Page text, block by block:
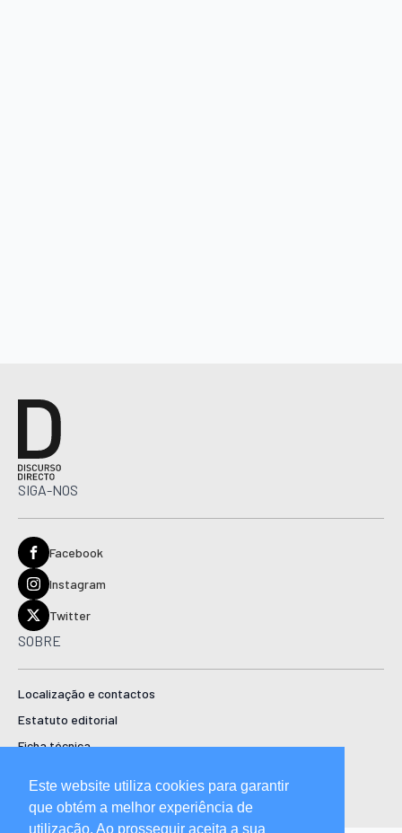
SIGA-NOS
Facebook
Instagram
Twitter
SOBRE
Localização e contactos
Estatuto editorial
Ficha técnica
Este website utiliza cookies para garantir
que obtém a melhor experiência de
utilização. Ao prosseguir aceita a sua